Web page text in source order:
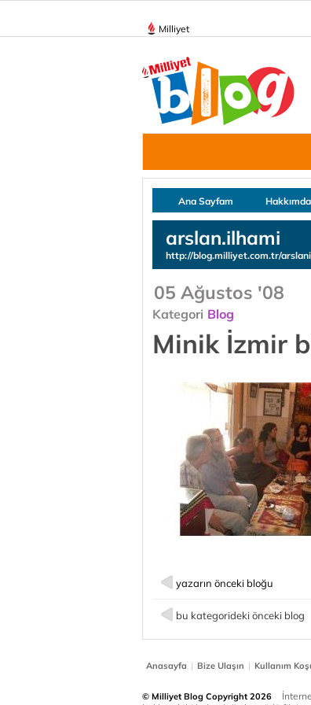
Milliyet
Ana Sayfam Hakkımda
arslan.ilhami
http://blog.milliyet.com.tr/
05 Ağustos '08
Kategori Blog
Minik İzmir
yazarın önceki bloğu
bu kategorideki önceki blog
Anasayfa | Bize Ulaşın | Kullanım
© Milliyet Blog Copyright 2026